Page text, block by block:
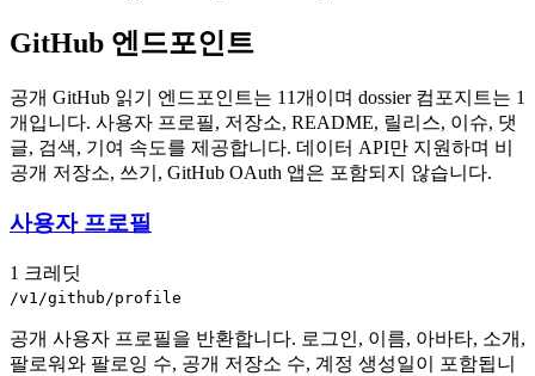
GitHub 엔드포인트
공개 GitHub 읽기 엔드포인트는 11개이며 dossier 컴포지트는 1
개입니다. 사용자 프로필, 저장소, README, 릴리스, 이슈, 댓
글, 검색, 기여 속도를 제공합니다. 데이터 API만 지원하며 비
공개 저장소, 쓰기, GitHub OAuth 앱은 포함되지 않습니다.
사용자 프로필
1 크레딧
/v1/github/profile
공개 사용자 프로필을 반환합니다. 로그인, 이름, 아바타, 소개,
팔로워와 팔로잉 수, 공개 저장소 수, 계정 생성일이 포함됩니